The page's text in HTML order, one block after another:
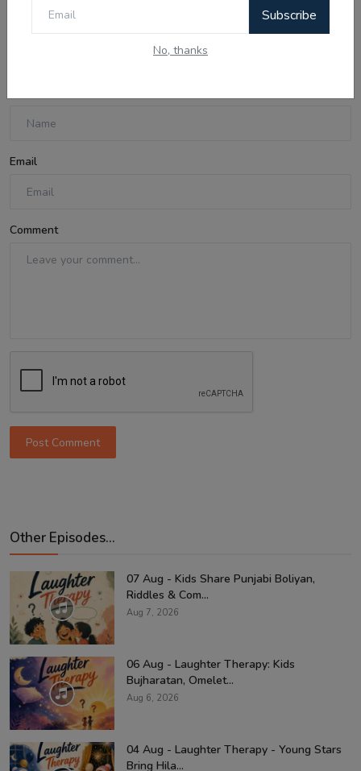
Subscribe
No, thanks
Email
Comment
Post Comment
Other Episodes...
07 Aug - Kids Share Punjabi Boliyan,
Riddles & Com...
Aug 7, 2026
06 Aug - Laughter Therapy: Kids
Bujharatan, Omelet...
Aug 6, 2026
04 Aug - Laughter Therapy - Young Stars
Bring Hila...